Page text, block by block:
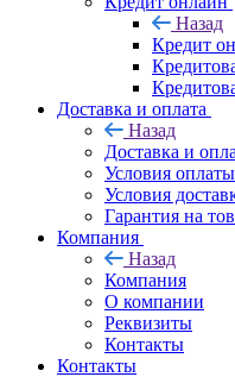
Назад
Кредит
Доставка и оплата
Назад
Доставка и
Условия оплаты
Условия
Гарантия на
Компания
Назад
Компания
О компании
Реквизиты
Контакты
Контакты